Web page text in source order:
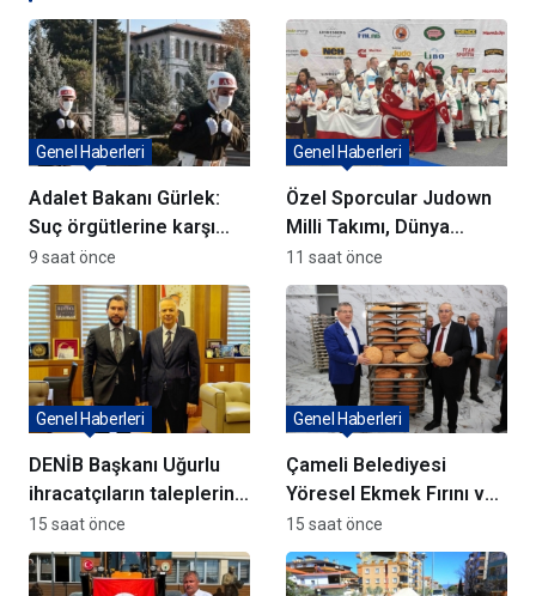
Adalet Bakanı Gürlek:
Suç örgütlerine karşı
kararlıyız
Genel Haberleri
9 saat önce
Özel Sporcular Judown
Milli Takımı, Dünya
Şampiyonu Oldu
Genel Haberleri
11 saat önce
DENİB Başkanı Uğurlu
ihracatçıların taleplerini
Bakan Yardımcısı Ağar’a
aktardı
Genel Haberleri
15 saat önce
Çameli Belediyesi
Yöresel Ekmek Fırını ve
yatırımlar açıldı
Genel Haberleri
15 saat önce